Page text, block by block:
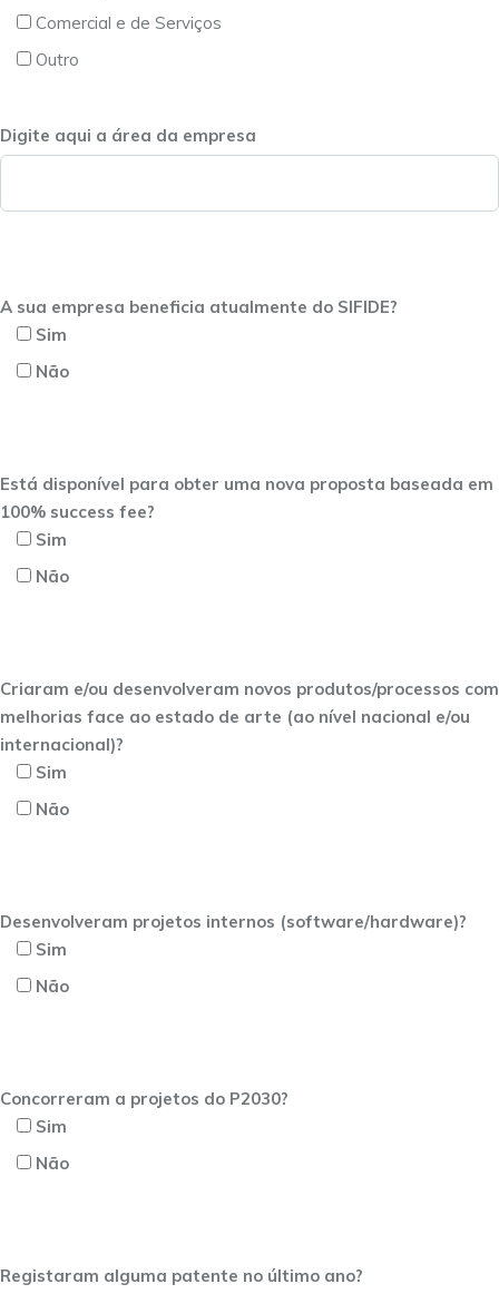
Comercial e de Serviços
Outro
Digite aqui a área da empresa
A sua empresa beneficia atualmente do SIFIDE?
Sim
Não
Está disponível para obter uma nova proposta baseada em
100% success fee?
Sim
Não
Criaram e/ou desenvolveram novos produtos/processos com
melhorias face ao estado de arte (ao nível nacional e/ou
internacional)?
Sim
Não
Desenvolveram projetos internos (software/hardware)?
Sim
Não
Concorreram a projetos do P2030?
Sim
Não
Registaram alguma patente no último ano?